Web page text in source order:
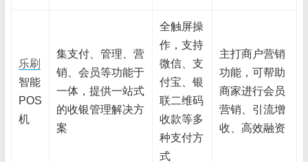
乐刷
智能
POS
机
集支付、管理、营
销、会员等功能于
一体，提供一站式
的收银管理解决方
案
全触屏操
作，支持
微信、支
付宝、银
联二维码
收款等多
种支付方
式
主打商户营销
功能，可帮助
商家进行会员
营销、引流增
收、高效融资